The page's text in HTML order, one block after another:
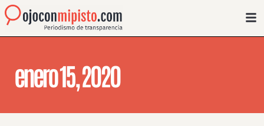
enero 15, 2020